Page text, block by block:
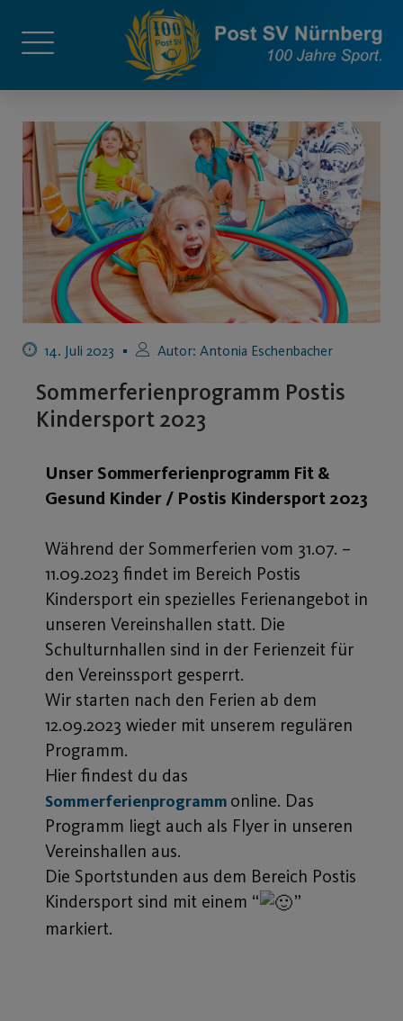
14. Juli 2023 Autor: Antonia Eschenbacher
Sommerferienprogramm Postis
Kindersport 2023
Unser Sommerferienprogramm Fit &
Gesund Kinder / Postis Kindersport 2023
Während der Sommerferien vom 31.07. –
11.09.2023 findet im Bereich Postis
Kindersport ein spezielles Ferienangebot in
unseren Vereinshallen statt. Die
Schulturnhallen sind in der Ferienzeit für
den Vereinssport gesperrt.
Wir starten nach den Ferien ab dem
12.09.2023 wieder mit unserem regulären
Programm.
Hier findest du das
Sommerferienprogramm online. Das
Programm liegt auch als Flyer in unseren
Vereinshallen aus.
Die Sportstunden aus dem Bereich Postis
Kindersport sind mit einem “
”
markiert.